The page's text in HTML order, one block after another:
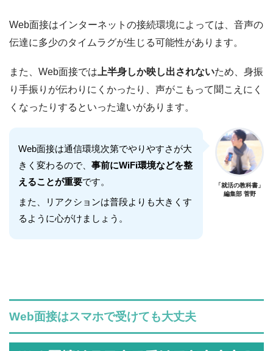
Web面接はインターネットの接続環境によっては、音声の
伝達に多少のタイムラグが生じる可能性があります。
また、Web面接では 上半身しか映し出されないため、身振
り手振りが伝わりにくかったり、声がこもって聞こえにく
くなったりするといった違いがあります。
Web面接は通信環境次第でやりやすさが大
きく変わるので、 事前にWiFi環境などを整
えることが重要です。
また、リアクションは普段よりも大きくす
るように心がけましょう。
「就活の教科書」
編集部 菅野
Web面接はスマホで受けても大丈夫